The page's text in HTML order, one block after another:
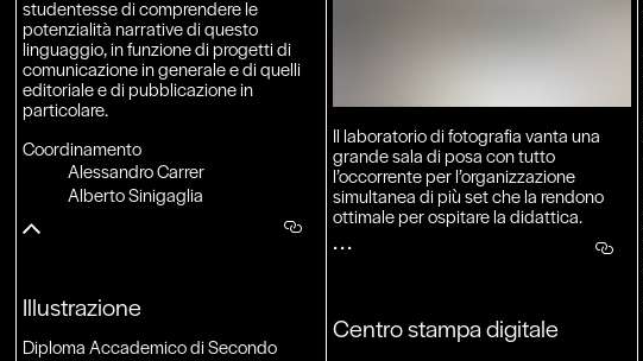
studentesse di comprendere le
potenzialità narrative di questo
linguaggio, in funzione di progetti di
comunicazione in generale e di quelli
editoriale e di pubblicazione in
particolare.
Coordinamento
Alessandro Carrer
Alberto Sinigaglia
Illustrazione
Diploma Accademico di Secondo
Il laboratorio di fotografia vanta una
grande sala di posa con tutto
l’occorrente per l’organizzazione
simultanea di più set che la rendono
ottimale per ospitare la didattica.
Centro stampa digitale